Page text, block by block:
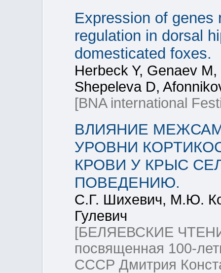
Expression of genes
regulation in dorsal
domesticated foxes.
Herbeck Y, Genaev
Shepeleva D,
[BNA international
ВЛИЯНИЕ
УРОВНИ
КРОВИ У КРЫС
ПОВЕДЕНИЮ.
С.Г. Шихевич, М.Ю.
Гулевич
[БЕЛЯЕВСКИЕ
посвященная 100-
СССР Дмитрия